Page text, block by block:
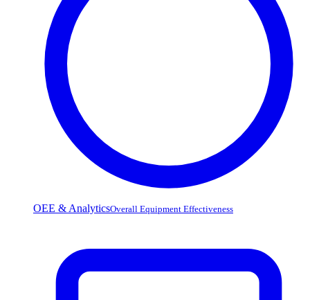
OEE & AnalyticsOverall Equipment Effectiveness